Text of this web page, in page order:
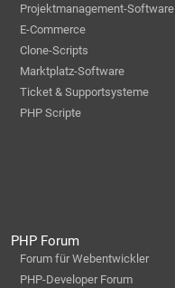
Projektmanagement-Software
E-Commerce
Clone-Scripts
Marktplatz-Software
Ticket & Supportsysteme
PHP Scripte
PHP Forum
Forum für Webentwickler
PHP-Developer Forum